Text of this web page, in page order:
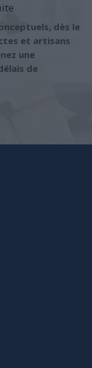
dès le
et artisans
une
de